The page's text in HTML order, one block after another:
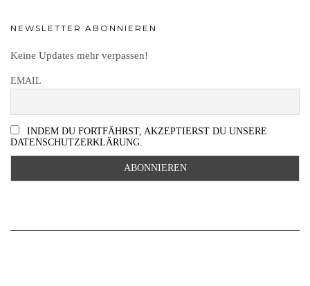
NEWSLETTER ABONNIEREN
Keine Updates mehr verpassen!
EMAIL
INDEM DU FORTFÄHRST, AKZEPTIERST DU UNSERE
DATENSCHUTZERKLÄRUNG.